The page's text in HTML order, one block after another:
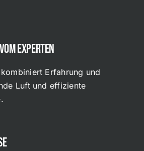
experten
Erfahrung und
Luft und effiziente